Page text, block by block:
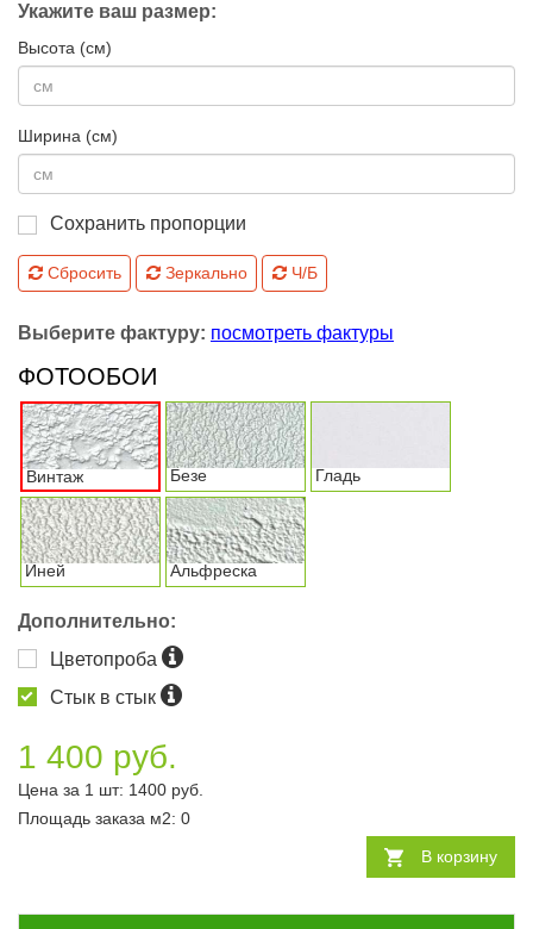
Укажите ваш размер:
Высота (см)
Ширина (см)
Сохранить пропорции
Сбросить Зеркально Ч/Б
Выберите фактуру: посмотреть фактуры
ФОТООБОИ
Винтаж Безе Гладь
Иней Альфреска
Дополнительно:
Цветопроба
Стык в стык
1 400 руб.
Цена за 1 шт: 1400 руб.
Площадь заказа м2: 0
В корзину